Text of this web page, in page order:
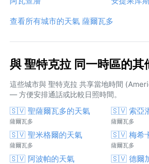
查看所有城市的天氣 薩爾瓦多
與 聖特克拉 同一時區的其
這些城市與 聖特克拉 共享當地時間
— 方便安排通話或比較日照時間。
🇸🇻 聖薩爾瓦多的天氣
薩爾瓦多
🇸🇻 索亞
薩爾瓦多
🇸🇻 聖米格爾的天氣
薩爾瓦多
🇸🇻 梅希
薩爾瓦多
🇸🇻 阿波帕的天氣 🇸🇻 德爾